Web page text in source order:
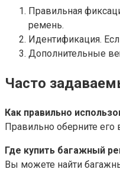
Правильная
ремень.
Идентификация.
Дополнительные
Часто
Как правильно
Правильно оберните его
Где купить багажный
Вы можете найти